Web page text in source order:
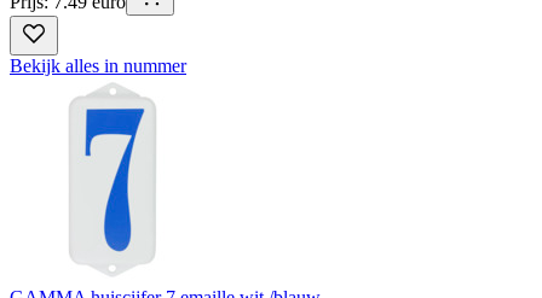
Bekijk alles in nummer